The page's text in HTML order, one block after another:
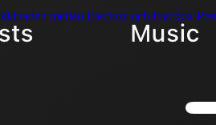
mellan Flacbox och Flacbox